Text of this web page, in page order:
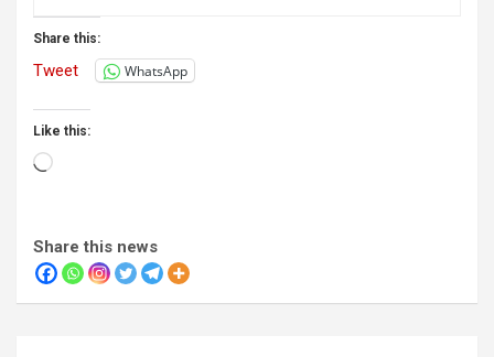
Share this:
Tweet WhatsApp
Like this:
Loading…
Share this news